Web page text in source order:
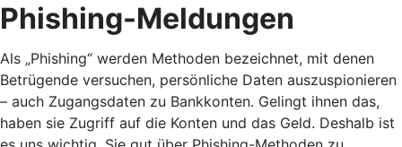
Phishing-Meldungen
Als „Phishing“ werden Methoden bezeichnet, mit denen
Betrügende versuchen, persönliche Daten auszuspionieren
– auch Zugangsdaten zu Bankkonten. Gelingt ihnen das,
haben sie Zugriff auf die Konten und das Geld. Deshalb ist